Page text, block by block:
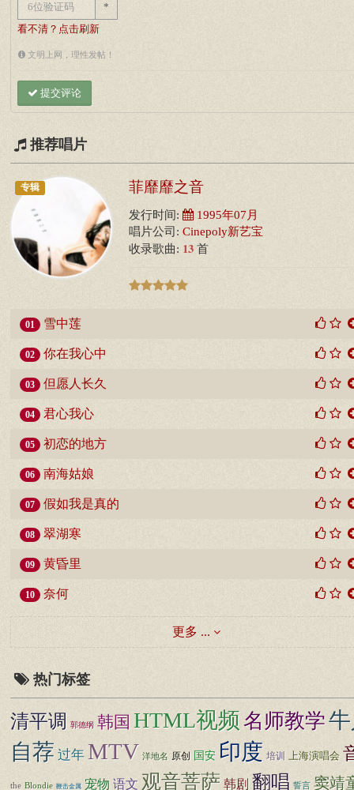
*
看不清？点击刷新
文明上网，理性发帖！
提交评论
推荐唱片
专辑 菲靡靡之音
发行时间: 1995年07月
唱片公司: Cinepoly新艺宝
收录歌曲: 13 首
01 雪中莲
02 你在我心中
03 但愿人长久
04 君心我心
05 初恋的地方
06 南海姑娘
07 假如我是真的
08 翠湖寒
09 黄昏里
10 奈何
更多 ...
热门标签
清平调 郭德纲 韩国 HTML视频名师教学
自荐 过年 MTV 洋地名 原创 国安 印度 培训 上海演唱会
the Blondie 鞭击金属 宠物 语文 观音菩萨 韩剧 翻唱 誓言 窦靖